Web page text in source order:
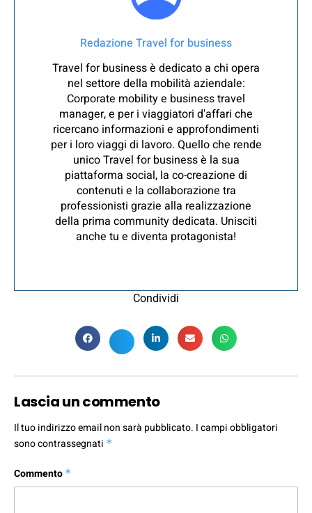
Redazione Travel for business
Travel for business è dedicato a chi opera
nel settore della mobilità aziendale:
Corporate mobility e business travel
manager, e per i viaggiatori d'affari che
ricercano informazioni e approfondimenti
per i loro viaggi di lavoro. Quello che rende
unico Travel for business è la sua
piattaforma social, la co-creazione di
contenuti e la collaborazione tra
professionisti grazie alla realizzazione
della prima community dedicata. Unisciti
anche tu e diventa protagonista!
Condividi
Lascia un commento
Il tuo indirizzo email non sarà pubblicato. I campi obbligatori
sono contrassegnati *
Commento *